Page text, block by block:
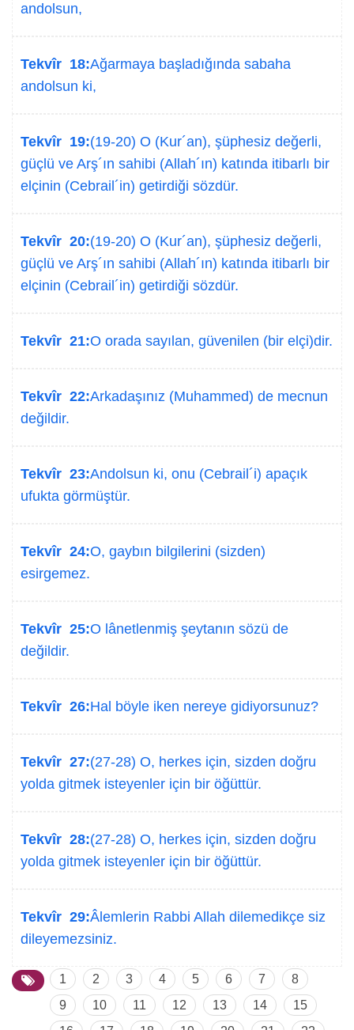
andolsun,
Tekvîr 18:Ağarmaya başladığında sabaha
andolsun ki,
Tekvîr 19:(19-20) O (Kur´an), şüphesiz değerli,
güçlü ve Arş´ın sahibi (Allah´ın) katında itibarlı bir
elçinin (Cebrail´in) getirdiği sözdür.
Tekvîr 20:(19-20) O (Kur´an), şüphesiz değerli,
güçlü ve Arş´ın sahibi (Allah´ın) katında itibarlı bir
elçinin (Cebrail´in) getirdiği sözdür.
Tekvîr 21:O orada sayılan, güvenilen (bir elçi)dir.
Tekvîr 22:Arkadaşınız (Muhammed) de mecnun
değildir.
Tekvîr 23:Andolsun ki, onu (Cebrail´i) apaçık
ufukta görmüştür.
Tekvîr 24:O, gaybın bilgilerini (sizden)
esirgemez.
Tekvîr 25:O lânetlenmiş şeytanın sözü de
değildir.
Tekvîr 26:Hal böyle iken nereye gidiyorsunuz?
Tekvîr 27:(27-28) O, herkes için, sizden doğru
yolda gitmek isteyenler için bir öğüttür.
Tekvîr 28:(27-28) O, herkes için, sizden doğru
yolda gitmek isteyenler için bir öğüttür.
Tekvîr 29:Âlemlerin Rabbi Allah dilemedikçe siz
dileyemezsiniz.
1 2 3 4 5 6 7
8
9
10 11 12 13 14
15